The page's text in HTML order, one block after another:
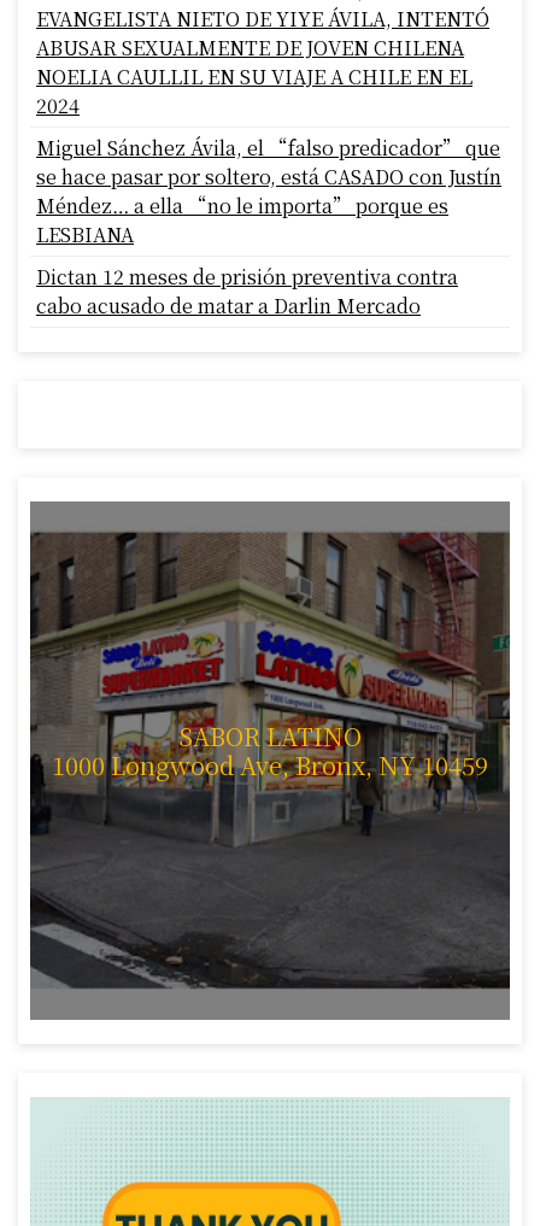
EVANGELISTA NIETO DE YIYE ÁVILA, INTENTÓ
ABUSAR SEXUALMENTE DE JOVEN CHILENA
NOELIA CAULLIL EN SU VIAJE A CHILE EN EL
2024
Miguel Sánchez Ávila, el “falso predicador” que
se hace pasar por soltero, está CASADO con Justín
Méndez… a ella “no le importa” porque es
LESBIANA
Dictan 12 meses de prisión preventiva contra
cabo acusado de matar a Darlin Mercado
SABOR LATINO
1000 Longwood Ave, Bronx, NY 10459